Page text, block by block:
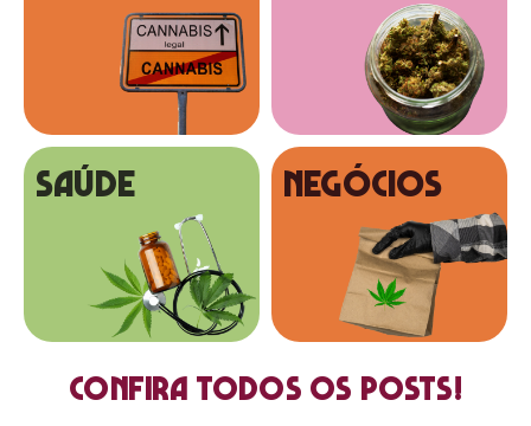
SAÚDE NEGÓCIOS
Confira todos os posts!